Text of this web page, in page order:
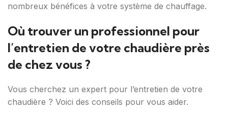
nombreux bénéfices à votre système de chauffage.
Où trouver un professionnel pour
l’entretien de votre chaudière près
de chez vous ?
Vous cherchez un expert pour l’entretien de votre
chaudière ? Voici des conseils pour vous aider.